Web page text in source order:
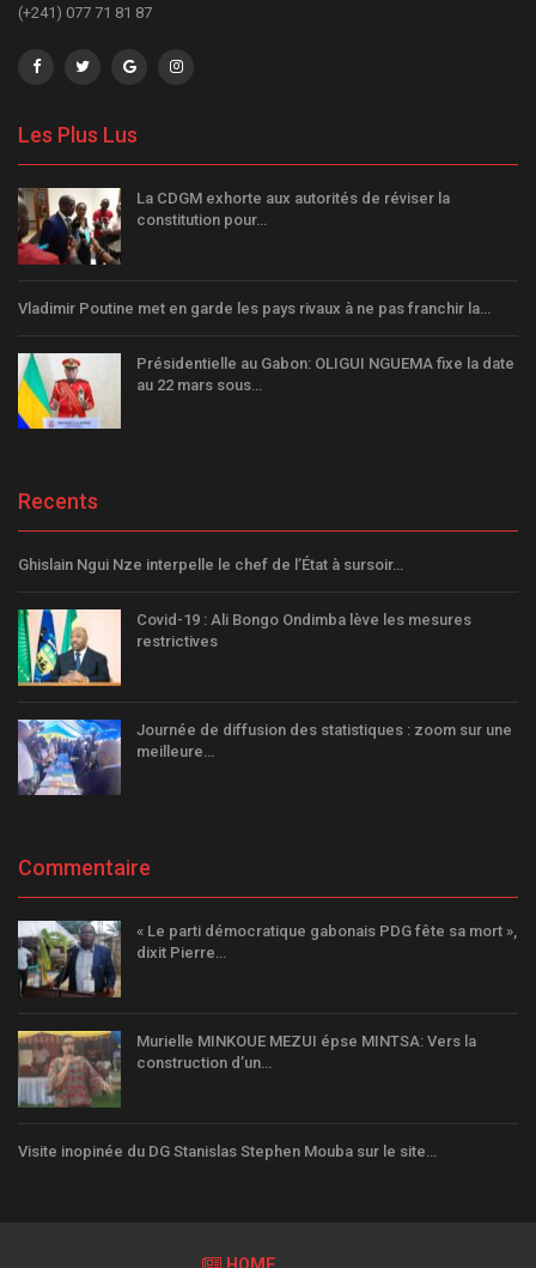
(+241) 077 71 81 87
Les Plus Lus
La CDGM exhorte aux autorités de réviser la
constitution pour…
Vladimir Poutine met en garde les pays rivaux à ne pas franchir la…
Présidentielle au Gabon: OLIGUI NGUEMA fixe la date
au 22 mars sous…
Recents
Ghislain Ngui Nze interpelle le chef de l’État à sursoir…
Covid-19 : Ali Bongo Ondimba lève les mesures
restrictives
Journée de diffusion des statistiques : zoom sur une
meilleure…
Commentaire
« Le parti démocratique gabonais PDG fête sa mort »,
dixit Pierre…
Murielle MINKOUE MEZUI épse MINTSA: Vers la
construction d’un…
Visite inopinée du DG Stanislas Stephen Mouba sur le site…
HOME